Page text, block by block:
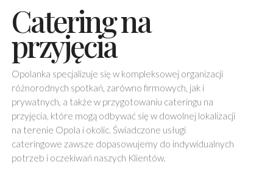
Catering na
przyjęcia
Opolanka specjalizuje się w kompleksowej organizacji
różnorodnych spotkań, zarówno firmowych, jak i
prywatnych, a także w przygotowaniu cateringu na
przyjęcia, które mogą odbywać się w dowolnej lokalizacji
na terenie Opola i okolic. Świadczone usługi
cateringowe zawsze dopasowujemy do indywidualnych
potrzeb i oczekiwań naszych Klientów.